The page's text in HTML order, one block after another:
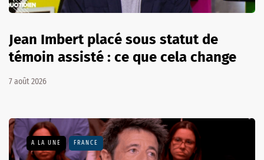
Jean Imbert placé sous statut de
témoin assisté : ce que cela change
7 août 2026
A LA UNE FRANCE